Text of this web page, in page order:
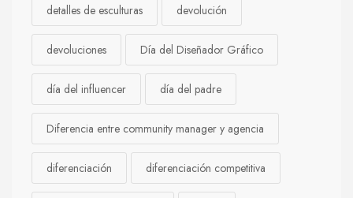
detalles de esculturas devolución
devoluciones Día del Diseñador Gráfico
día del influencer día del padre
Diferencia entre community manager y agencia
diferenciación diferenciación competitiva